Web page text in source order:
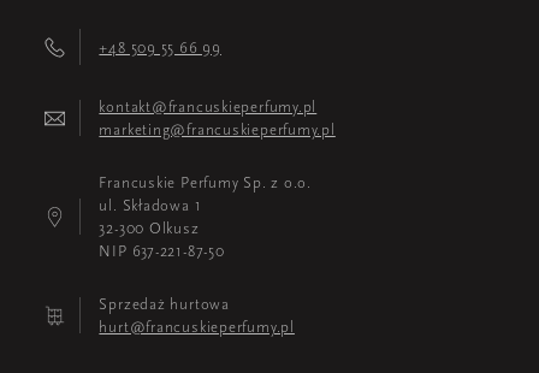
+48 509 55 66 99
kontakt@francuskieperfumy.pl
marketing@francuskieperfumy.pl
Francuskie Perfumy Sp. z o.o.
ul. Składowa 1
32-300 Olkusz
NIP 637-221-87-50
Sprzedaż hurtowa
hurt@francuskieperfumy.pl